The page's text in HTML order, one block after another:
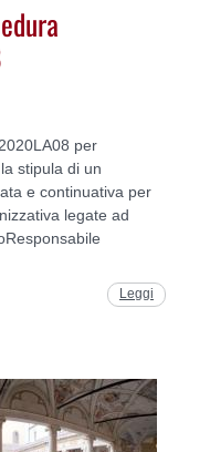
per
stipula di un
e continuativa per
legate ad
Leggi